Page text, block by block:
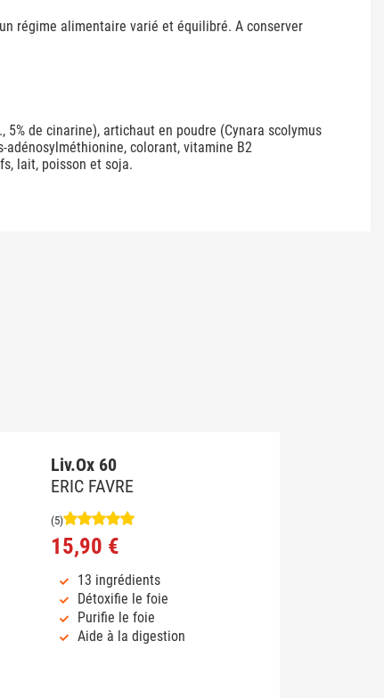
régime alimentaire varié et équilibré. A conserver
de cinarine), artichaut en poudre (Cynara scolymus
colorant, vitamine B2
lait, poisson et soja.
Liv.Ox 60
ERIC FAVRE
(5)
15,90 €
13 ingrédients
Détoxifie le foie
Purifie le foie
Aide à la digestion